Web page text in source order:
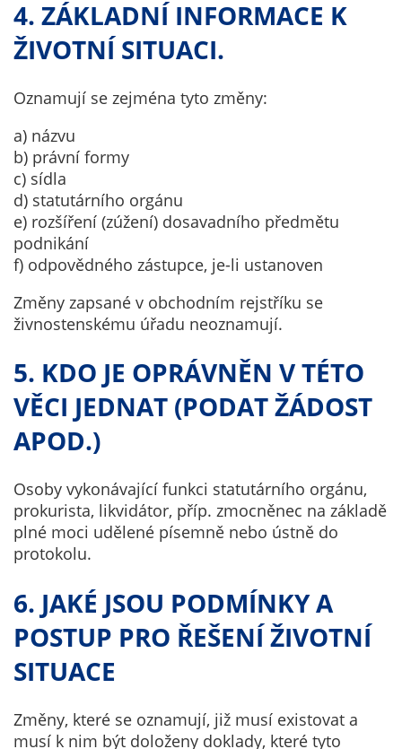
4. ZÁKLADNÍ INFORMACE K
ŽIVOTNÍ SITUACI.
Oznamují se zejména tyto změny:
a) názvu
b) právní formy
c) sídla
d) statutárního orgánu
e) rozšíření (zúžení) dosavadního předmětu
podnikání
f) odpovědného zástupce, je-li ustanoven
Změny zapsané v obchodním rejstříku se
živnostenskému úřadu neoznamují.
5. KDO JE OPRÁVNĚN V TÉTO
VĚCI JEDNAT (PODAT ŽÁDOST
APOD.)
Osoby vykonávající funkci statutárního orgánu,
prokurista, likvidátor, příp. zmocněnec na základě
plné moci udělené písemně nebo ústně do
protokolu.
6. JAKÉ JSOU PODMÍNKY A
POSTUP PRO ŘEŠENÍ ŽIVOTNÍ
SITUACE
Změny, které se oznamují, již musí existovat a
musí k nim být doloženy doklady, které tyto
technické
deaktivovány
Analytické
cookies
Analytické
cookies nám
umožňují
měření
našeho webu
a našich
reklamních
počet návštěv
a zdroje
návštěv našich
získaná
pomocí
těchto
použití